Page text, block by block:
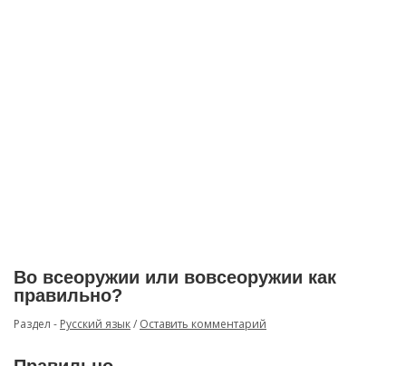
Во всеоружии или вовсеоружии как
правильно?
Раздел - Русский язык/ Оставить комментарий